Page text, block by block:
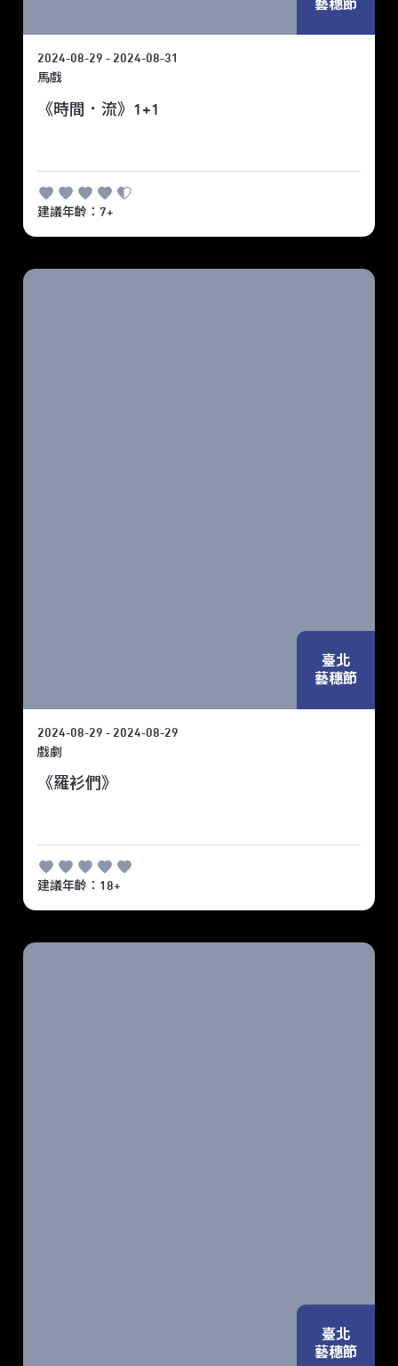
藝穗節
2024-08-29 - 2024-08-31
馬戲
《時間．流》1+1
建議年齡：7+
臺北
藝穗節
2024-08-29 - 2024-08-29
戲劇
《羅衫們》
建議年齡：18+
臺北
藝穗節